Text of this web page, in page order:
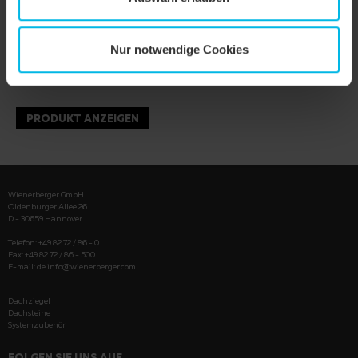
Nur notwendige Cookies
PRODUKT ANZEIGEN
Wienerberger GmbH
Oldenburger Allee 26
D - 30659 Hannover
Telefon: +49 82 72 / 86 - 0
Fax: +49 82 72 / 86 - 500
E-mail: de.info@wienerberger.com
Dachziegel
Dachsteine
Systemzubehör